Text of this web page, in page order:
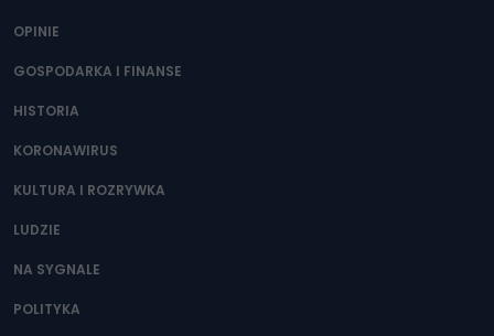
OPINIE
GOSPODARKA I FINANSE
HISTORIA
KORONAWIRUS
KULTURA I ROZRYWKA
LUDZIE
NA SYGNALE
POLITYKA